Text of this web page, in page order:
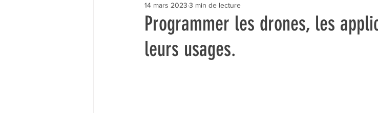
Vie de l'École
Programmer les drones, les
leurs usages.
14 mars 2023 3 min de lecture